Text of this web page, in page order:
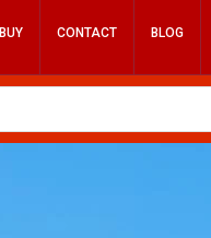
BUY CONTACT BLOG